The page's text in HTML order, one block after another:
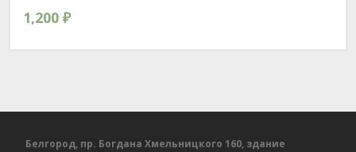
1,200 ₽
Белгород, пр. Богдана Хмельницкого 160, здание